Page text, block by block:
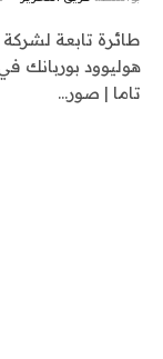
طائرة تابعة
تاما | صور…